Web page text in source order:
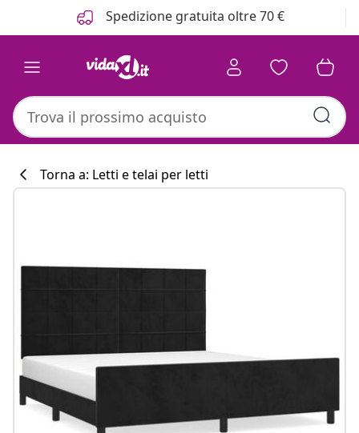
Spedizione gratuita oltre 70 €
Torna a: Letti e telai per letti